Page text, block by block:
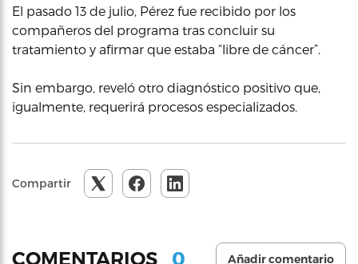
El pasado 13 de julio, Pérez fue recibido por los
compañeros del programa tras concluir su
tratamiento y afirmar que estaba “libre de cáncer”.
Sin embargo, reveló otro diagnóstico positivo que,
igualmente, requerirá procesos especializados.
Compartir
COMENTARIOS 0 Añadir comentario